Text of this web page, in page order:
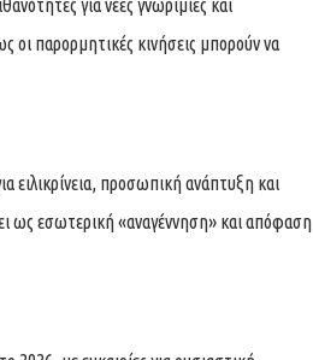
για νέες γνωριμίες και
οι παρορμητικές κινήσεις μπορούν να
ειλικρίνεια, προσωπική ανάπτυξη και
ως εσωτερική «αναγέννηση» και απόφαση